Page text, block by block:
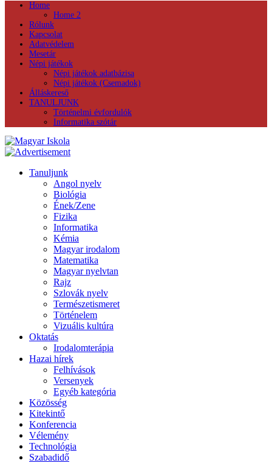
Home
Home 2
Rólunk
Kapcsolat
Adatvédelem
Mesetár
Népi játékok
Népi játékok adatbázisa
Népi játékok (Csemadok)
Álláskereső
TANULJUNK
Történelmi évfordulók
Informatika szótár
Tanuljunk
Angol nyelv
Biológia
Ének/Zene
Fizika
Informatika
Kémia
Magyar irodalom
Matematika
Magyar nyelvtan
Rajz
Szlovák nyelv
Természetismeret
Történelem
Vizuális kultúra
Oktatás
Irodalomterápia
Hazai hírek
Felhívások
Versenyek
Egyéb kategória
Közösség
Kitekintő
Konferencia
Vélemény
Technológia
Szabadidő